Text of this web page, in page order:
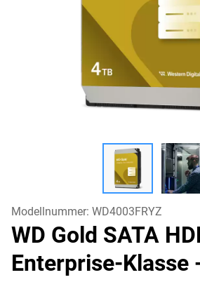
Modellnummer: WD4003FRYZ
WD Gold SATA
Enterprise-Klasse